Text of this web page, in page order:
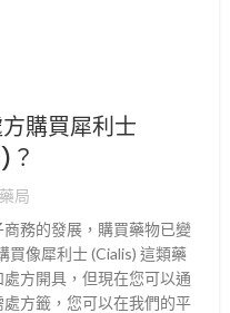
購買犀利士
局
務的發展，購買藥物已變
像犀利士 (Cialis) 這類藥
方開具，但現在您可以通
方籤，您可以在我們的平